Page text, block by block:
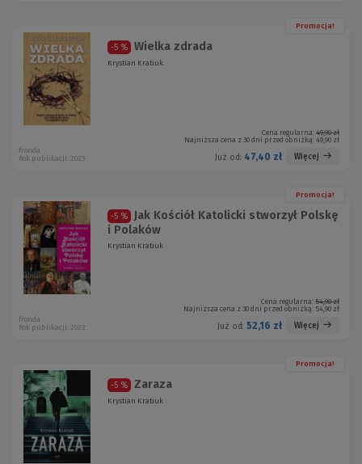
Promocja!
-5 % Wielka zdrada
Krystian Kratiuk
Cena regularna: 49,90 zł
Najniższa cena z 30 dni przed obniżką: 49,90 zł
Już od: 47,40 zł Więcej
fronda
Rok publikacji: 2023
Promocja!
-5 %
Jak Kościół Katolicki stworzył Polskę
i Polaków
Krystian Kratiuk
Cena regularna: 54,90 zł
Najniższa cena z 30 dni przed obniżką: 54,90 zł
Już od: 52,16 zł Więcej
fronda
Rok publikacji: 2022
Promocja!
-5 % Zaraza
Krystian Kratiuk